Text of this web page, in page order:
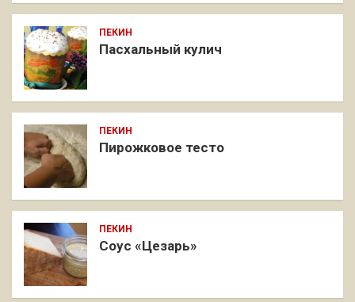
ПЕКИН
Пасхальный кулич
ПЕКИН
Пирожковое тесто
ПЕКИН
Соус «Цезарь»